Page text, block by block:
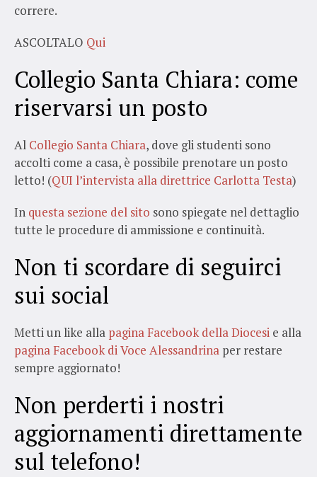
correre.
ASCOLTALO Qui
Collegio Santa Chiara: come
riservarsi un posto
Al Collegio Santa Chiara, dove gli studenti sono
accolti come a casa, è possibile prenotare un posto
letto! (QUI l’intervista alla direttrice Carlotta Testa)
In questa sezione del sito sono spiegate nel dettaglio
tutte le procedure di ammissione e continuità.
Non ti scordare di seguirci
sui social
Metti un like alla pagina Facebook della Diocesi e alla
pagina Facebook di Voce Alessandrina per restare
sempre aggiornato!
Non perderti i nostri
aggiornamenti direttamente
sul telefono!